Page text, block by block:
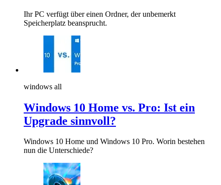
Ihr PC verfügt über einen Ordner, der unbemerkt
Speicherplatz beansprucht.
windows all
Windows 10 Home vs. Pro: Ist ein
Upgrade sinnvoll?
Windows 10 Home und Windows 10 Pro. Worin bestehen
nun die Unterschiede?